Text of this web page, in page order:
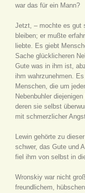
war das für ein Mann?
Jetzt, – mochte es gut
bleiben; er mußte
liebte. Es giebt
Sache glücklicheren
Gute was in ihm ist,
ihm wahrzunehmen.
Menschen, die um
Nebenbuhler
deren sie selbst
mit schmerzlicher
Lewin gehörte zu
schwer, das Gute und
fiel ihm von selbst in
Wronskiy war nicht
freundlichem,